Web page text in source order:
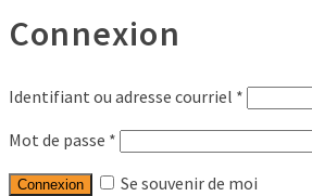
Connexion
Identifiant ou adresse courriel *
Mot de passe *
Connexion
Se souvenir de moi